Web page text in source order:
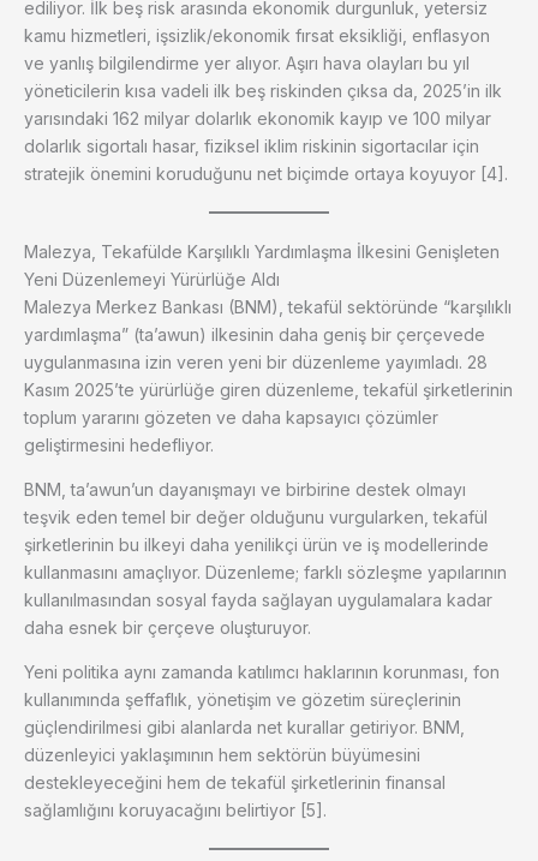
ediliyor. İlk beş risk arasında ekonomik durgunluk, yetersiz
kamu hizmetleri, işsizlik/ekonomik fırsat eksikliği, enflasyon
ve yanlış bilgilendirme yer alıyor. Aşırı hava olayları bu yıl
yöneticilerin kısa vadeli ilk beş riskinden çıksa da, 2025’in ilk
yarısındaki 162 milyar dolarlık ekonomik kayıp ve 100 milyar
dolarlık sigortalı hasar, fiziksel iklim riskinin sigortacılar için
stratejik önemini koruduğunu net biçimde ortaya koyuyor [4].
Malezya, Tekafülde Karşılıklı Yardımlaşma İlkesini Genişleten
Yeni Düzenlemeyi Yürürlüğe Aldı
Malezya Merkez Bankası (BNM), tekafül sektöründe “karşılıklı
yardımlaşma” (ta’awun) ilkesinin daha geniş bir çerçevede
uygulanmasına izin veren yeni bir düzenleme yayımladı. 28
Kasım 2025’te yürürlüğe giren düzenleme, tekafül şirketlerinin
toplum yararını gözeten ve daha kapsayıcı çözümler
geliştirmesini hedefliyor.
BNM, ta’awun’un dayanışmayı ve birbirine destek olmayı
teşvik eden temel bir değer olduğunu vurgularken, tekafül
şirketlerinin bu ilkeyi daha yenilikçi ürün ve iş modellerinde
kullanmasını amaçlıyor. Düzenleme; farklı sözleşme yapılarının
kullanılmasından sosyal fayda sağlayan uygulamalara kadar
daha esnek bir çerçeve oluşturuyor.
Yeni politika aynı zamanda katılımcı haklarının korunması, fon
kullanımında şeffaflık, yönetişim ve gözetim süreçlerinin
güçlendirilmesi gibi alanlarda net kurallar getiriyor. BNM,
düzenleyici yaklaşımının hem sektörün büyümesini
destekleyeceğini hem de tekafül şirketlerinin finansal
sağlamlığını koruyacağını belirtiyor [5].